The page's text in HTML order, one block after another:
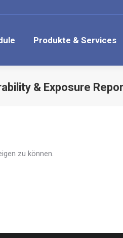
Produkte & Services
& Exposure
zu können.